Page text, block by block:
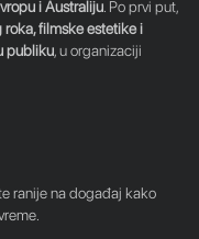
i Australiju . Po prvi put,
filmske estetike i
publiku, u organizaciji
ranije na događaj kako